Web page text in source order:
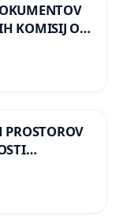
KOMISIJ O